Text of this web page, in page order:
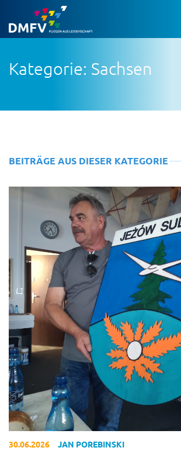
Kategorie: Sachsen
BEITRÄGE AUS DIESER KATEGORIE
30.06.2026 JAN POREBINSKI